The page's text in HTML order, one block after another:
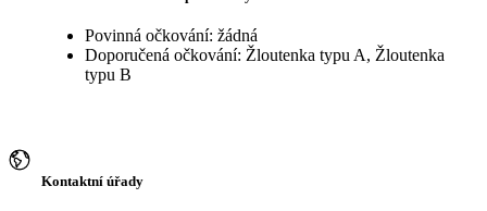
Povinná očkování: žádná
Doporučená očkování: Žloutenka typu A, Žloutenka
typu B
Kontaktní úřady